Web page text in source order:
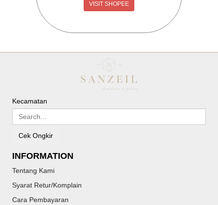
VISIT SHOPEE
Kecamatan
Cek Ongkir
INFORMATION
Tentang Kami
Syarat Retur/Komplain
Cara Pembayaran